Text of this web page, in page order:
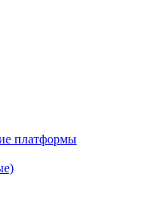
платформы